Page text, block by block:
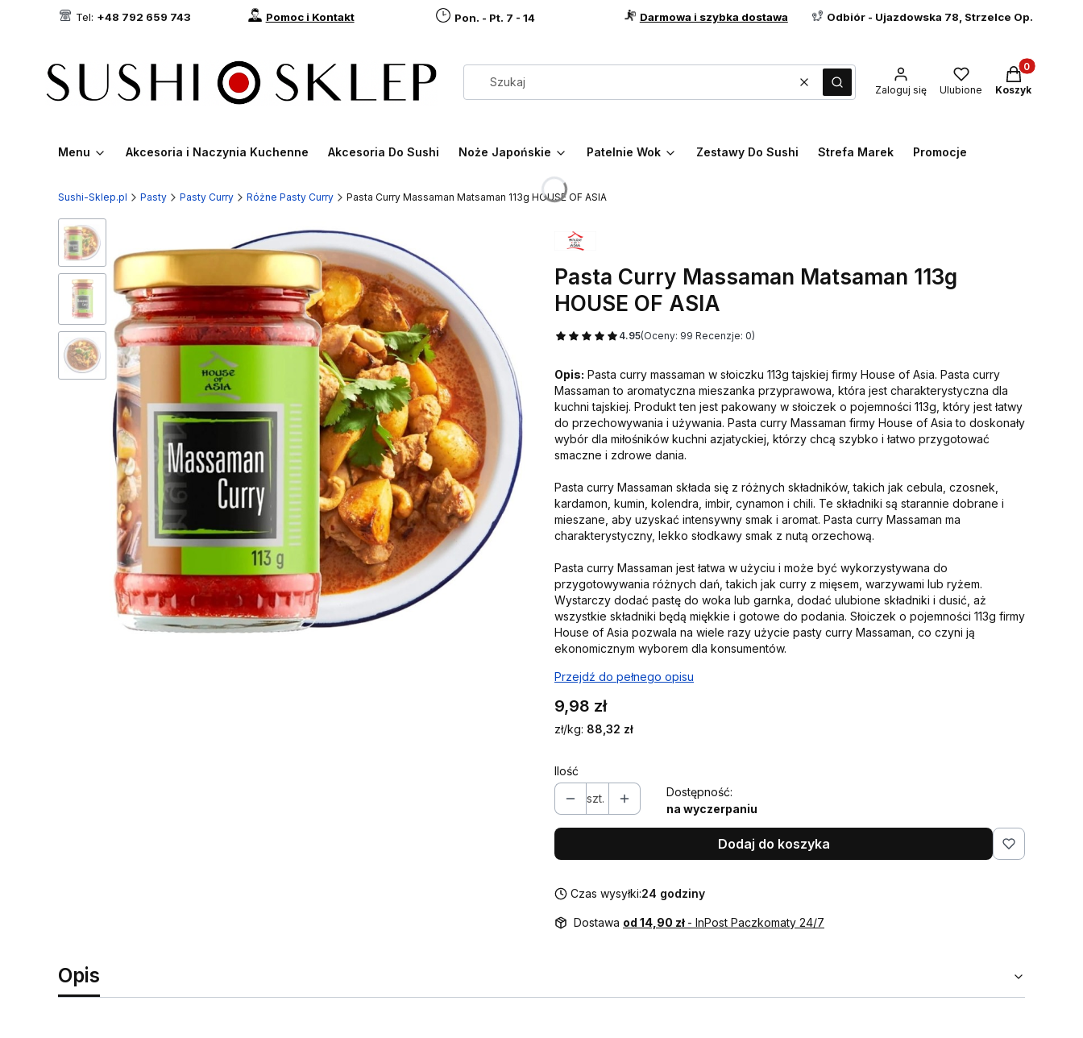
Tel: +48 792 659 743 Pomoc i Kontakt Pon. - Pt. 7 - 14 Darmowa i szybka dostawa Odbiór - Ujazdowska 78, Strzelce Op.
WyczyśćSzukaj Zaloguj się Ulubione
Produkty w
Koszyk
Menu Akcesoria i Naczynia Kuchenne Akcesoria Do Sushi Noże Japońskie Patelnie Wok Zestawy Do Sushi Strefa Marek Promocje
Sushi-Sklep.pl Pasty Pasty Curry Różne Pasty Curry Pasta Curry Massaman Matsaman 113g HOUSE OF ASIA
Pasta Curry Massaman Matsaman 113g
HOUSE OF ASIA
4.95(Oceny: 99 Recenzje: 0)
Opis: Pasta curry massaman w słoiczku 113g tajskiej firmy House of Asia. Pasta curry
Massaman to aromatyczna mieszanka przyprawowa, która jest charakterystyczna dla
kuchni tajskiej. Produkt ten jest pakowany w słoiczek o pojemności 113g, który jest łatwy
do przechowywania i używania. Pasta curry Massaman firmy House of Asia to doskonały
wybór dla miłośników kuchni azjatyckiej, którzy chcą szybko i łatwo przygotować
smaczne i zdrowe dania.
Pasta curry Massaman składa się z różnych składników, takich jak cebula, czosnek,
kardamon, kumin, kolendra, imbir, cynamon i chili. Te składniki są starannie dobrane i
mieszane, aby uzyskać intensywny smak i aromat. Pasta curry Massaman ma
charakterystyczny, lekko słodkawy smak z nutą orzechową.
Pasta curry Massaman jest łatwa w użyciu i może być wykorzystywana do
przygotowywania różnych dań, takich jak curry z mięsem, warzywami lub ryżem.
Wystarczy dodać pastę do woka lub garnka, dodać ulubione składniki i dusić, aż
wszystkie składniki będą miękkie i gotowe do podania. Słoiczek o pojemności 113g firmy
House of Asia pozwala na wiele razy użycie pasty curry Massaman, co czyni ją
ekonomicznym wyborem dla konsumentów.
Przejdź do pełnego opisu
Cena
9,98 zł
zł/kg: 88,32 zł
Ilość
szt.
Dostępność:
na wyczerpaniu
Dodaj do koszyka
Czas wysyłki:24 godziny
Dostawa od 14,90 zł - InPost Paczkomaty 24/7
Opis